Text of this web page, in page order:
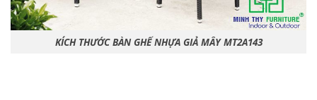
KÍCH THƯỚC BÀN GHẾ NHỰA GIẢ MÂY MT2A143